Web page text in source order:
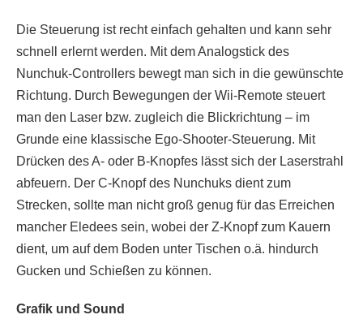
Die Steuerung ist recht einfach gehalten und kann sehr
schnell erlernt werden. Mit dem Analogstick des
Nunchuk-Controllers bewegt man sich in die gewünschte
Richtung. Durch Bewegungen der Wii-Remote steuert
man den Laser bzw. zugleich die Blickrichtung – im
Grunde eine klassische Ego-Shooter-Steuerung. Mit
Drücken des A- oder B-Knopfes lässt sich der Laserstrahl
abfeuern. Der C-Knopf des Nunchuks dient zum
Strecken, sollte man nicht groß genug für das Erreichen
mancher Eledees sein, wobei der Z-Knopf zum Kauern
dient, um auf dem Boden unter Tischen o.ä. hindurch
Gucken und Schießen zu können.
Grafik und Sound